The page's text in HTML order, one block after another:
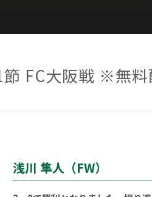
節 FC大阪戦 ※無
浅川 隼人（FW）